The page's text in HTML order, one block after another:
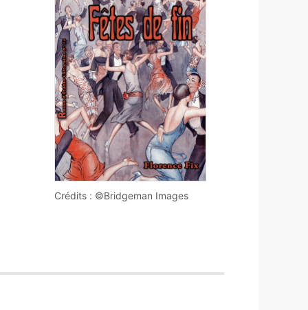
Crédits : ©Bridgeman Images